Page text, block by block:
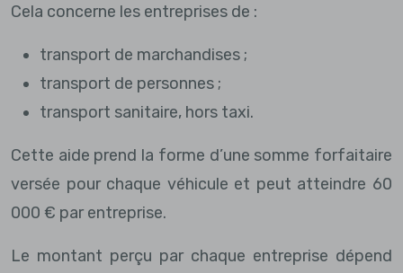
Cela concerne les entreprises de :
transport de marchandises ;
transport de personnes ;
transport sanitaire, hors taxi.
Cette aide prend la forme d’une somme forfaitaire
versée pour chaque véhicule et peut atteindre 60
000 € par entreprise.
Le montant perçu par chaque entreprise dépend